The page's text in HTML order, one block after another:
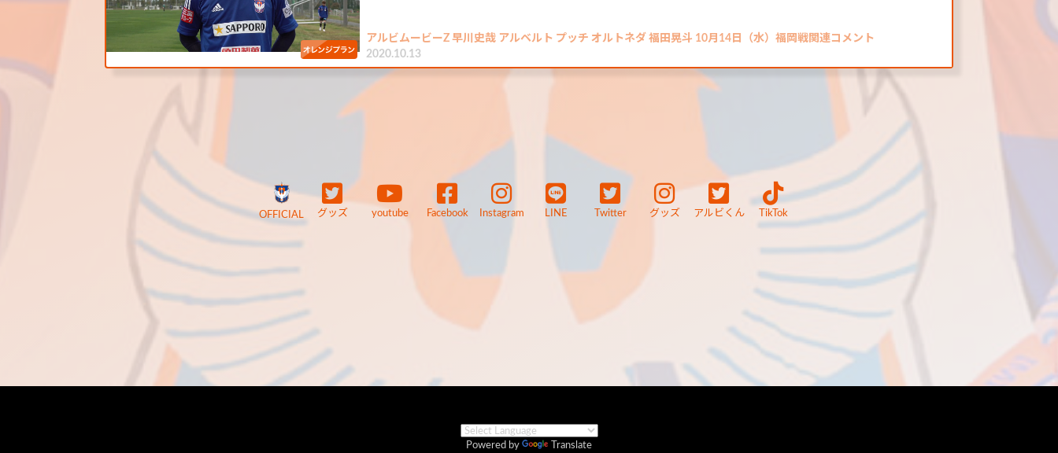
アルビムービーZ 早川史哉 アルベルト プッチ オルトネダ 福田晃斗 10月14日（水）福岡戦関連コメント
2020.10.13
OFFICIAL グッズ youtube Facebook Instagram LINE Twitter グッズ アルビくん TikTok
Powered by Translate